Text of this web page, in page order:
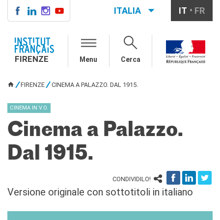
Direttore
La "Carta" dell'IFF
Affittare i nostri spazi
Informativa privacy
AGENDA CULTURALE
Carta Giovani Nazionale
ITALIA IT FR
FIRENZE Menu Cerca
FIRENZE CINEMA A PALAZZO. DAL 1915.
CINEMA IN V.O.
Cinema a Palazzo.
Dal 1915.
CONDIVIDILO!
Versione originale con sottotitoli in italiano